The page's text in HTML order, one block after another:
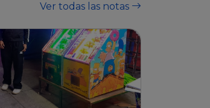
Ver todas las notas